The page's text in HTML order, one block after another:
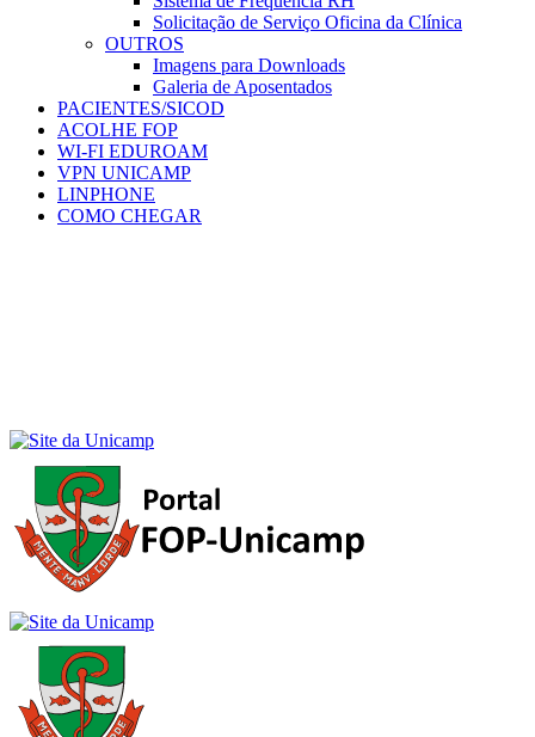
Solicitação de Serviço Oficina da Clínica
OUTROS
Imagens para Downloads
Galeria de Aposentados
PACIENTES/SICOD
ACOLHE FOP
WI-FI EDUROAM
VPN UNICAMP
LINPHONE
COMO CHEGAR